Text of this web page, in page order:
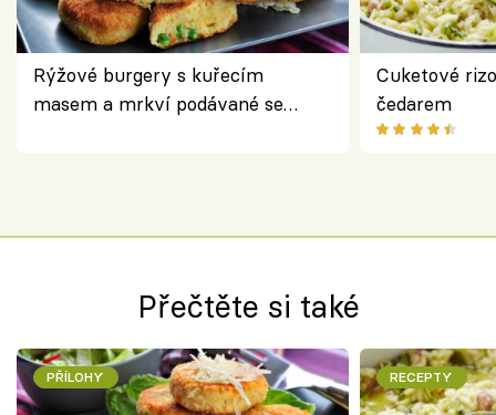
Rýžové burgery s kuřecím
masem a mrkví podávané se
Cuketové
čedarem
Přečtěte si také
PŘÍLOHY RECEPTY